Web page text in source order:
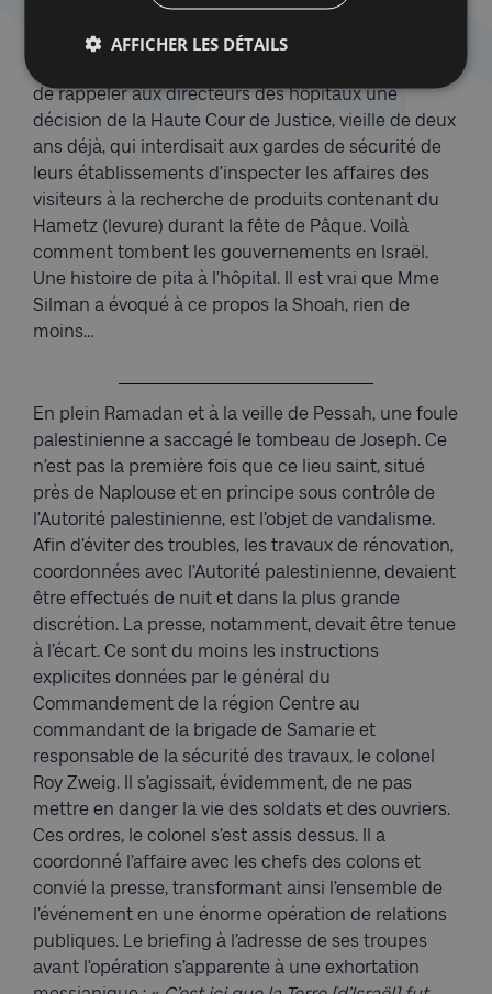
jeter l’éponge en poussant un pathétique « Je n’en
peux plus ! » ? Parce que Nitzan Horowitz, ministre
de rappeler aux directeurs des hôpitaux une
décision de la Haute Cour de Justice, vieille de deux
ans déjà, qui interdisait aux gardes de sécurité de
leurs établissements d’inspecter les affaires des
visiteurs à la recherche de produits contenant du
Hametz (levure) durant la fête de Pâque. Voilà
comment tombent les gouvernements en Israël.
Une histoire de pita à l’hôpital. Il est vrai que Mme
Silman a évoqué à ce propos la Shoah, rien de
moins…
En plein Ramadan et à la veille de Pessah, une foule
palestinienne a saccagé le tombeau de Joseph. Ce
n’est pas la première fois que ce lieu saint, situé
près de Naplouse et en principe sous contrôle de
l’Autorité palestinienne, est l’objet de vandalisme.
Afin d’éviter des troubles, les travaux de rénovation,
coordonnées avec l’Autorité palestinienne, devaient
être effectués de nuit et dans la plus grande
discrétion. La presse, notamment, devait être tenue
à l’écart. Ce sont du moins les instructions
explicites données par le général du
Commandement de la région Centre au
commandant de la brigade de Samarie et
responsable de la sécurité des travaux, le colonel
Roy Zweig. Il s’agissait, évidemment, de ne pas
mettre en danger la vie des soldats et des ouvriers.
Ces ordres, le colonel s’est assis dessus. Il a
coordonné l’affaire avec les chefs des colons et
convié la presse, transformant ainsi l’ensemble de
l’événement en une énorme opération de relations
publiques. Le briefing à l’adresse de ses troupes
avant l’opération s’apparente à une exhortation
AFFICHER LES DÉTAILS